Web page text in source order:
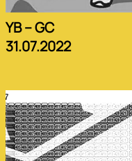
YB – GC
31.07.2022